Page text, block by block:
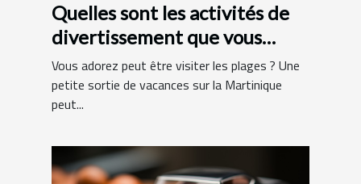
Quelles sont les activités de
divertissement que vous
pouvez faire en Martinique ?
Vous adorez peut être visiter les plages ? Une
petite sortie de vacances sur la Martinique
peut...